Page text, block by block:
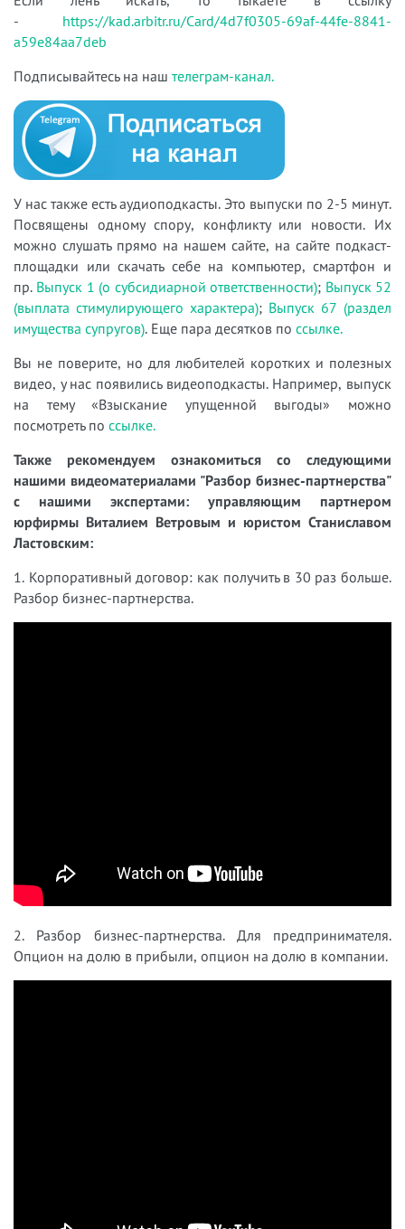
- https://kad.arbitr.ru/Card/4d7f0305-69af-44fe-8841-
a59e84aa7deb
Подписывайтесь на наш телеграм-канал.
У нас также есть аудиоподкасты. Это выпуски по 2-5 минут.
Посвящены одному спору, конфликту или новости. Их
можно слушать прямо на нашем сайте, на сайте подкаст-
площадки или скачать себе на компьютер, смартфон и
пр. Выпуск 1 (о субсидиарной ответственности); Выпуск 52
(выплата стимулирующего характера); Выпуск 67 (раздел
имущества супругов). Еще пара десятков по ссылке.
Вы не поверите, но для любителей коротких и полезных
видео, у нас появились видеоподкасты. Например, выпуск
на тему «Взыскание упущенной выгоды» можно
посмотреть по ссылке.
Также рекомендуем ознакомиться со следующими
нашими видеоматериалами "Разбор бизнес-партнерства"
с нашими экспертами: управляющим партнером
юрфирмы Виталием Ветровым и юристом Станиславом
Ластовским:
1. Корпоративный договор: как получить в 30 раз больше.
Разбор бизнес-партнерства.
2. Разбор бизнес-партнерства. Для предпринимателя.
Опцион на долю в прибыли, опцион на долю в компании.